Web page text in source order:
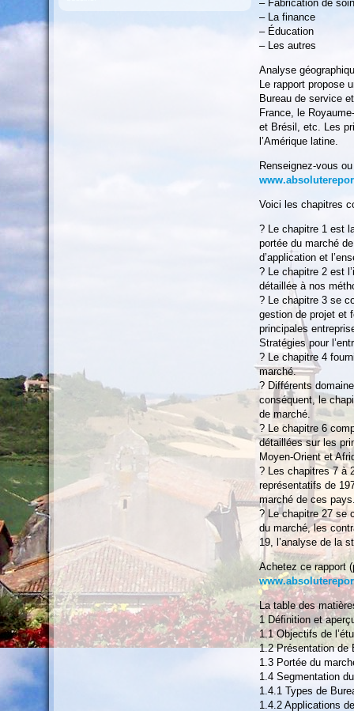
– Fabrication de
– La finance
– Éducation
– Les autres
Analyse
Le rapport propose
Bureau de service
France, le
et Brésil, etc. Les
l’Amérique latine.
Renseignez-vous
Voici les chapitres
? Le chapitre 1 est
portée du marché
d’application et
? Le chapitre 2 est
détaillée à nos
? Le chapitre 3 se
gestion de projet et
principales
Stratégies pour
? Le chapitre 4
marché.
? Différents
conséquent, le
de marché.
? Le chapitre 6
détaillées sur les
Moyen-Orient et
? Les chapitres 7 à
représentatifs de
marché de ces
? Le chapitre 27 se
du marché, les
19, l’analyse de la
Achetez ce rapport
La table des
1 Définition et
1.1 Objectifs de
1.2 Présentation de
1.3 Portée du
1.4 Segmentation
1.4.1 Types de
1.4.2 Applications